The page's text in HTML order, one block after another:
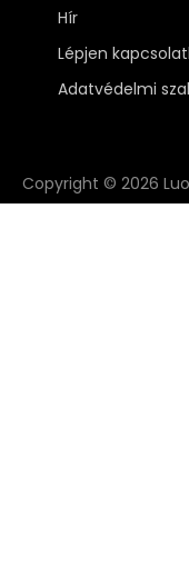
Hír
Lépjen
Adatvédelmi
Copyright © 2026